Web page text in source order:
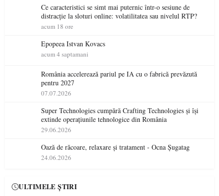
Ce caracteristici se simt mai puternic într-o sesiune de
distracție la sloturi online: volatilitatea sau nivelul RTP?
acum 18 ore
Epopeea Istvan Kovacs
acum 4 saptamani
România accelerează pariul pe IA cu o fabrică prevăzută
pentru 2027
07.07.2026
Super Technologies cumpără Crafting Technologies și își
extinde operațiunile tehnologice din România
29.06.2026
Oază de răcoare, relaxare și tratament - Ocna Șugatag
24.06.2026
ULTIMELE ȘTIRI